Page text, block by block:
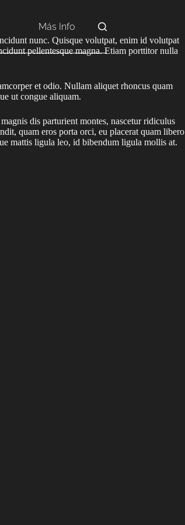
Más Info
nunc. Quisque volutpat, enim id volutpat
pellentesque magna. Etiam porttitor nulla
et odio. Nullam aliquet rhoncus quam
ut congue aliquam.
dis parturient montes, nascetur ridiculus
quam eros porta orci, eu placerat quam libero
mattis ligula leo, id bibendum ligula mollis at.